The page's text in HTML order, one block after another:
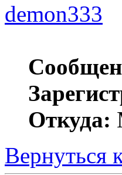
demon333
Откуда:
Вернуться